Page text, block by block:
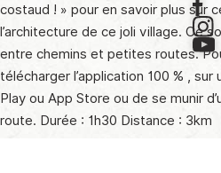
costaud ! » pour en savoir plus sur
l’architecture de ce joli village. Ce
entre chemins et petites routes.
télécharger l’application 100 % ,
Play ou App Store ou de se munir
route. Durée : 1h30 Distance : 3km